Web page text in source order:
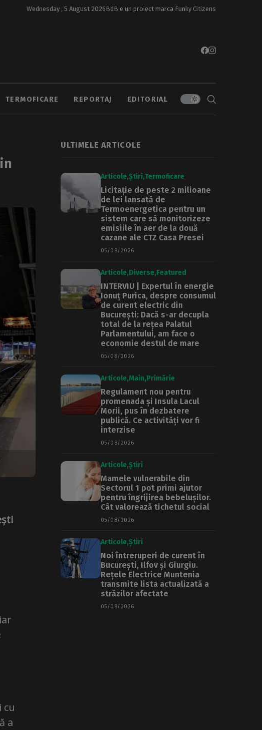
Wednesday , 5 August 2026BdB e un proiect marca Funky Citizens
TERMOFICARE REPORTAJ EDITORIAL
cu
a
ULTIMELE ARTICOLE
Articole Știri Termoficare
Licitație de peste 2 milioane
de lei lansată de
Termoenergetica pentru un
sistem care să monitorizeze
emisiile în aer de la două
cazane ale CTZ Casa Presei
05/08/2026
Articole Diverse Featured
INTERVIU | Expertul în energie
Ionuț Purica, despre consumul
de curent electric din
București: Dacă s-ar decupla
total de la rețea Palatul
Parlamentului, am face o
economie destul de mare
05/08/2026
Articole Main Primărie
Regulament nou pentru
promenada și Insula Lacul
Morii, pus în dezbatere
publică. Ce activități vor fi
interzise
05/08/2026
Articole Știri
Mamele vulnerabile din
Sectorul 1 pot primi ajutor
pentru îngrijirea bebelușilor.
Cât valorează tichetul social
05/08/2026
Articole Știri
Noi întreruperi de curent în
București, Ilfov și Giurgiu.
Rețele Electrice Muntenia
transmite lista actualizată a
străzilor afectate
05/08/2026